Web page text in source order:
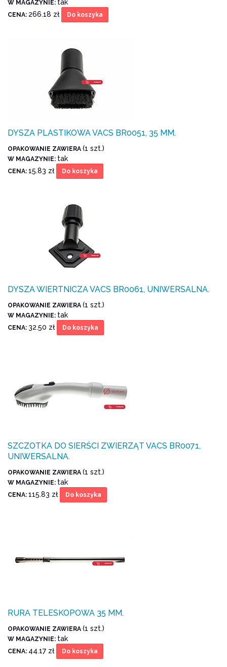
W MAGAZYNIE: tak
CENA: 266.18 zł Do koszyka
DYSZA PLASTIKOWA VACS BR0051, 35 MM.
OPAKOWANIE ZAWIERA (1 szt.)
W MAGAZYNIE: tak
CENA: 15.83 zł Do koszyka
DYSZA WIERTNICZA VACS BR0061, UNIWERSALNA.
OPAKOWANIE ZAWIERA (1 szt.)
W MAGAZYNIE: tak
CENA: 32.50 zł Do koszyka
SZCZOTKA DO SIERŚCI ZWIERZĄT VACS BR0071,
UNIWERSALNA.
OPAKOWANIE ZAWIERA (1 szt.)
W MAGAZYNIE: tak
CENA: 115.83 zł Do koszyka
RURA TELESKOPOWA 35 MM.
OPAKOWANIE ZAWIERA (1 szt.)
W MAGAZYNIE: tak
CENA: 44.17 zł Do koszyka